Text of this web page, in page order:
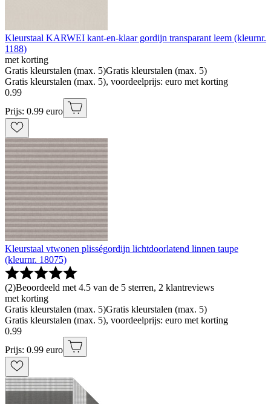
Kleurstaal KARWEI kant-en-klaar gordijn transparant leem (kleurnr.
1188)
met korting
Gratis kleurstalen (max. 5)Gratis kleurstalen (max. 5)
Gratis kleurstalen (max. 5), voordeelprijs: euro met korting
0.99
Prijs: 0.99 euro
Kleurstaal vtwonen plisségordijn lichtdoorlatend linnen taupe
(kleurnr. 18075)
(2)Beoordeeld met 4.5 van de 5 sterren, 2 klantreviews
met korting
Gratis kleurstalen (max. 5)Gratis kleurstalen (max. 5)
Gratis kleurstalen (max. 5), voordeelprijs: euro met korting
0.99
Prijs: 0.99 euro